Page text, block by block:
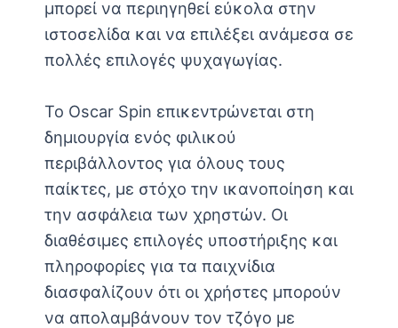
μπορεί να περιηγηθεί εύκολα στην
ιστοσελίδα και να επιλέξει ανάμεσα σε
πολλές επιλογές ψυχαγωγίας.
Το Oscar Spin επικεντρώνεται στη
δημιουργία ενός φιλικού
περιβάλλοντος για όλους τους
παίκτες, με στόχο την ικανοποίηση και
την ασφάλεια των χρηστών. Οι
διαθέσιμες επιλογές υποστήριξης και
πληροφορίες για τα παιχνίδια
διασφαλίζουν ότι οι χρήστες μπορούν
να απολαμβάνουν τον τζόγο με